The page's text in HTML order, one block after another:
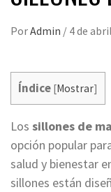
PorAdmin / 4 de
Índice [Mostrar]
Los sillones de
opción popular
salud y bienestar
sillones están